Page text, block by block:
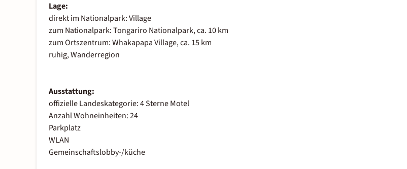
Lage:
direkt im Nationalpark: Village
zum Nationalpark: Tongariro Nationalpark, ca. 10 km
zum Ortszentrum: Whakapapa Village, ca. 15 km
ruhig, Wanderregion
Ausstattung:
offizielle Landeskategorie: 4 Sterne Motel
Anzahl Wohneinheiten: 24
Parkplatz
WLAN
Gemeinschaftslobby-/küche